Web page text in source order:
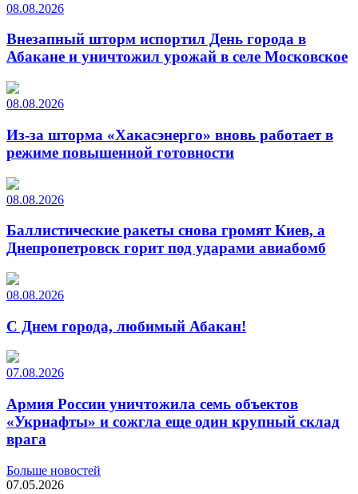
08.08.2026
Внезапный шторм испортил День города в
Абакане и уничтожил урожай в селе Московское
08.08.2026
Из-за шторма «Хакасэнерго» вновь работает в
режиме повышенной готовности
08.08.2026
Баллистические ракеты снова громят Киев, а
Днепропетровск горит под ударами авиабомб
08.08.2026
С Днем города, любимый Абакан!
07.08.2026
Армия России уничтожила семь объектов
«Укрнафты» и сожгла еще один крупный склад
врага
Больше новостей
07.05.2026